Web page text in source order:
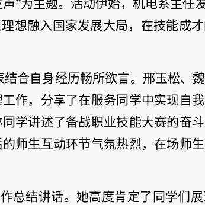
”为主题。活动伊始，机电系主任
想融入国家发展大局，在技能成
合自身经历畅所欲言。邢玉松、
作，分享了在服务同学中实现自
学讲述了备战职业技能大赛的奋
师生互动环节气氛热烈，在场师
总结讲话。她高度肯定了同学们